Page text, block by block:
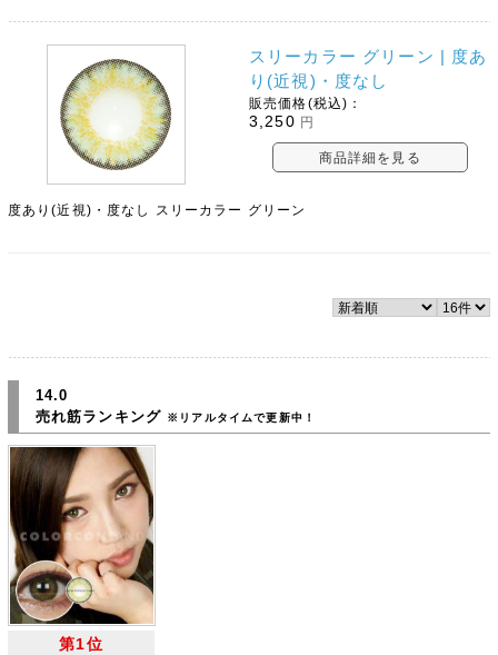
スリーカラー グリーン | 度あ
り(近視)・度なし
販売価格(税込)：
3,250 円
商品詳細を見る
度あり(近視)・度なし スリーカラー グリーン
14.0
売れ筋ランキング ※リアルタイムで更新中！
第1位